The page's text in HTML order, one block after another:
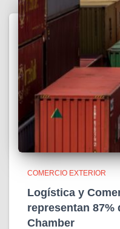
COMERCIO EXTERIOR
Logística y
representan 87%
Chamber